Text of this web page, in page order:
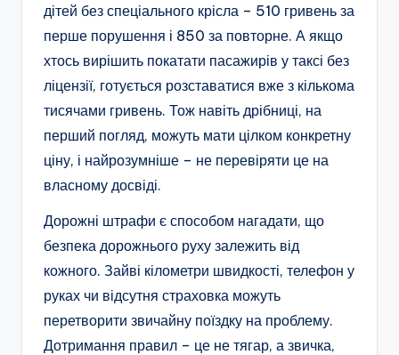
дітей без спеціального крісла – 510 гривень за
перше порушення і 850 за повторне. А якщо
хтось вирішить покатати пасажирів у таксі без
ліцензії, готується розставатися вже з кількома
тисячами гривень. Тож навіть дрібниці, на
перший погляд, можуть мати цілком конкретну
ціну, і найрозумніше – не перевіряти це на
власному досвіді.
Дорожні штрафи є способом нагадати, що
безпека дорожнього руху залежить від
кожного. Зайві кілометри швидкості, телефон у
руках чи відсутня страховка можуть
перетворити звичайну поїздку на проблему.
Дотримання правил – це не тягар, а звичка,